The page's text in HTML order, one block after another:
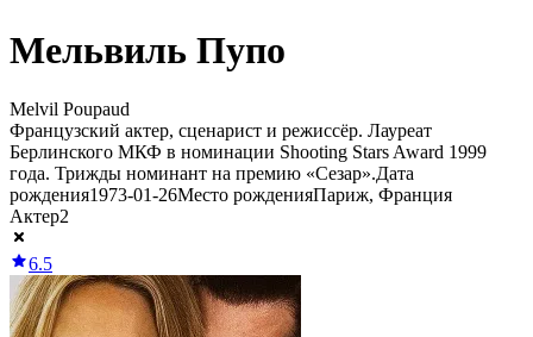
Мельвиль Пупо
Melvil Poupaud
Французский актер, сценарист и режиссёр. Лауреат
Берлинского МКФ в номинации Shooting Stars Award 1999
года. Трижды номинант на премию «Сезар».Дата
рождения1973-01-26Место рожденияПариж, Франция
Актер2
6.5